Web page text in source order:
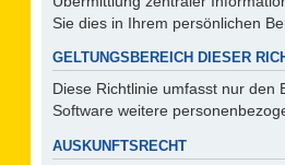
Sie dies in Ihrem persönlichen
GELTUNGSBEREICH DIESER
Diese Richtlinie umfasst nur den
Software weitere
AUSKUNFTSRECHT